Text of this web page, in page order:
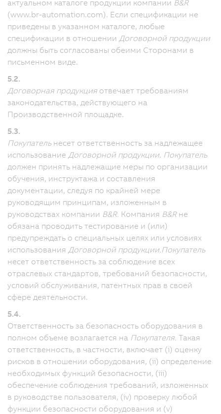
актуальном каталоге продукции компании B&R
(www.br-automation.com). Если спецификации не
приведены в указанном каталоге, любые
спецификации в отношении Договорной продукции
должны быть согласованы обеими Сторонами в
письменном виде.
5.2.
Договорная продукция отвечает требованиям
законодательства, действующего на
Производственной площадке.
5.3.
Покупательнесет ответственность за надлежащее
использование Договорной продукции. Покупатель
должен принять надлежащие меры по организации
обучения, инструктажа и составления
документации, следуя по крайней мере
руководящим принципам, изложенным в
руководствах компании B&R. Компания B&Rне
обязана проводить тестирование и (или)
предупреждать о специальных целях или условиях
использования Договорной продукции. Покупатель
несет ответственность за соблюдение всех
отраслевых стандартов, требований безопасности,
условий обслуживания, патентных прав в своей
сфере деятельности.
5.4.
Ответственность за безопасность оборудования в
полном объеме возлагается на Покупателя. Такая
ответственность, в частности, включает (i) оценку
рисков в отношении оборудования, (ii) определение
необходимых функций безопасности, (iii)
обеспечение соблюдения требований, изложенных
в руководстве пользователя, (iv) проверку любой
функции безопасности оборудования и (v)